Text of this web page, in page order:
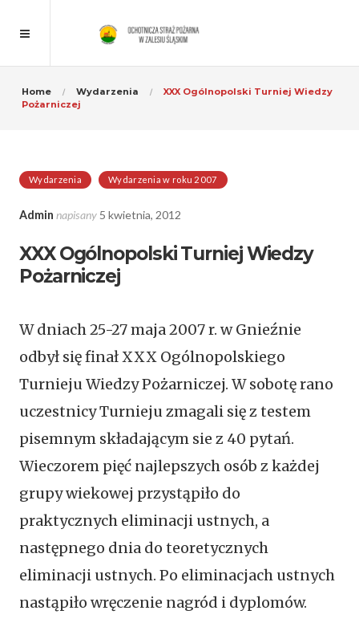
Home Wydarzenia
XXX Ogólnopolski Turniej Wiedzy
Pożarniczej
Wydarzenia Wydarzenia w roku 2007
Admin napisany 5 kwietnia, 2012
XXX Ogólnopolski Turniej Wiedzy
Pożarniczej
W dniach 25-27 maja 2007 r. w Gnieźnie
odbył się finał XXX Ogólnopolskiego
Turnieju Wiedzy Pożarniczej. W sobotę rano
uczestnicy Turnieju zmagali się z testem
pisemnym składającym sie z 40 pytań.
Wieczorem pięć najlepszych osób z każdej
grupy wiekowej przystąpiło do
praktycznych eliminacji ustnych, a
następnego dnia do teoretycznych
eliminacji ustnych. Po eliminacjach ustnych
nastąpiło wręczenie nagród i dyplomów.